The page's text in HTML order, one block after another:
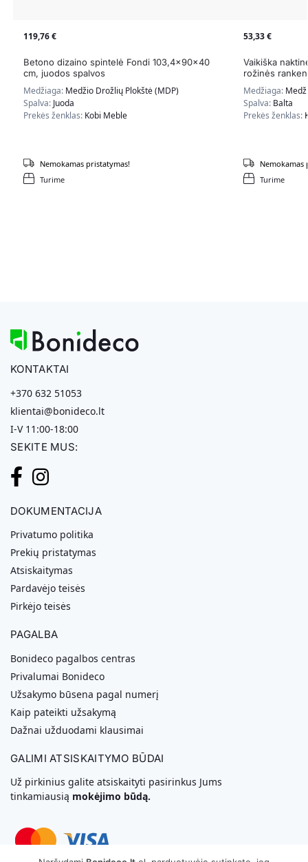
119,76€
Betono dizaino spintelė Fondi 103,4x90x40
cm, juodos spalvos
Medžiaga: Medžio Drožlių Plokštė (MDP)
Spalva: Juoda
Prekės ženklas: Kobi Meble
Turime
Nemokamas pristatymas!
53,33€
Vaikiška
rožinės
Medžiaga:
Spalva: Balta
Prekės ženklas:
Turime
Nemokamas
KONTAKTAI
+370 632 51053
klientai@bonideco.lt
I-V 11:00-18:00
SEKITE MUS:
DOKUMENTACIJA
Privatumo politika
Prekių pristatymas
Atsiskaitymas
Pardavėjo teisės
Pirkėjo teisės
PAGALBA
Bonideco pagalbos centras
Privalumai Bonideco
Užsakymo būsena pagal numerį
Kaip pateikti užsakymą
Dažnai užduodami klausimai
GALIMI ATSISKAITYMO BŪDAI
Už pirkinius galite atsiskaityti pasirinkus Jums
tinkamiausią mokėjimo būdą.